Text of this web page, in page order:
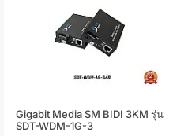
Gigabit Media SM BIDI 3KM รุ่น
SDT-WDM-1G-3